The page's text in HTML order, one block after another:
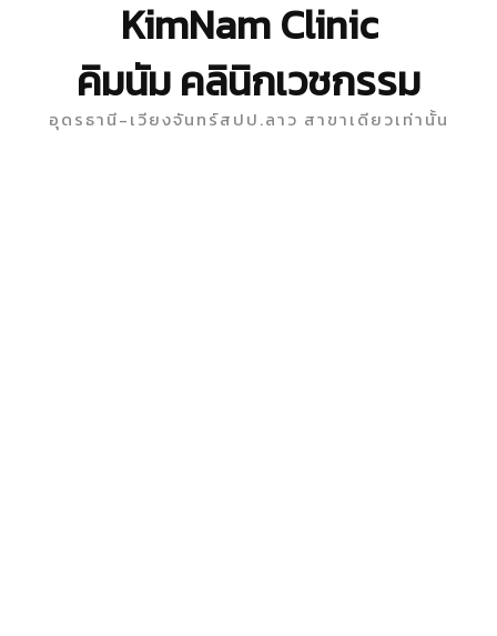
KimNam Clinic
คิมนัม คลินิกเวชกรรม
อุดรธานี-เวียงจันทร์สปป.ลาว สาขาเดียวเท่านั้น